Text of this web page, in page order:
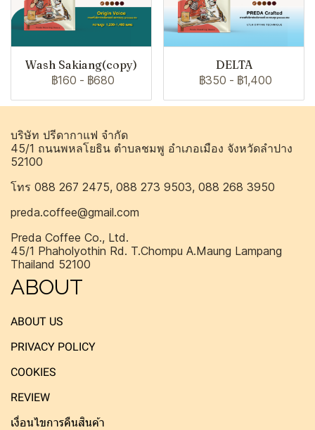
Wash Sakiang(copy)
฿160 - ฿680
DELTA
฿350 - ฿1,400
บริษัท ปรีดากาแฟ จำกัด
45/1 ถนนพหลโยธิน ตำบลชมพู อำเภอเมือง จังหวัดลำปาง
52100
โทร 088 267 2475, 088 273 9503, 088 268 3950
preda.coffee@gmail.com
Preda Coffee Co., Ltd.
45/1 Phaholyothin Rd. T.Chompu A.Maung Lampang
Thailand 52100
ABOUT
ABOUT US
PRIVACY POLICY
COOKIES
REVIEW
เงื่อนไขการคืนสินค้า